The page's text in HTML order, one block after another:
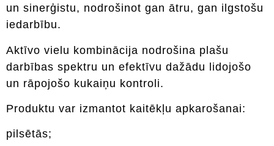
un sinerģistu, nodrošinot gan ātru, gan ilgstošu
iedarbību.
Aktīvo vielu kombinācija nodrošina plašu
darbības spektru un efektīvu dažādu lidojošo
un rāpojošo kukaiņu kontroli.
Produktu var izmantot kaitēkļu apkarošanai:
pilsētās;